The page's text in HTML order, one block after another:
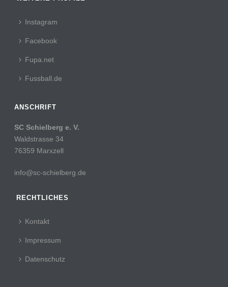
Instagram
Facebook
Fupa.net
Fussball.de
ANSCHRIFT
SC Schielberg e. V.
Waldstrasse 34
76359 Marxzell
info@sc-schielberg.de
RECHTLICHES
Kontakt
Impressum
Datenschutz